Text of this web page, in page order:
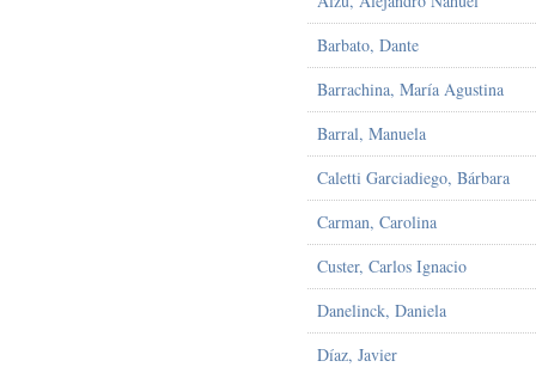
Barbato, Dante
Barrachina, María Agustina
Barral, Manuela
Caletti Garciadiego, Bárbara
Carman, Carolina
Custer, Carlos Ignacio
Danelinck, Daniela
Díaz, Javier